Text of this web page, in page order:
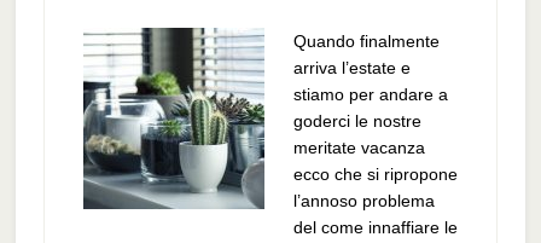
Quando finalmente
arriva l’estate e
stiamo per andare a
goderci le nostre
meritate vacanza
ecco che si ripropone
l’annoso problema
del come innaffiare le